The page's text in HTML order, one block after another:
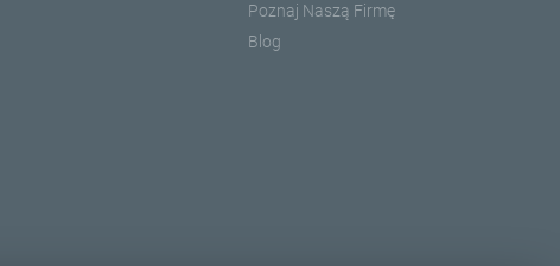
Poznaj Naszą Firmę
Blog